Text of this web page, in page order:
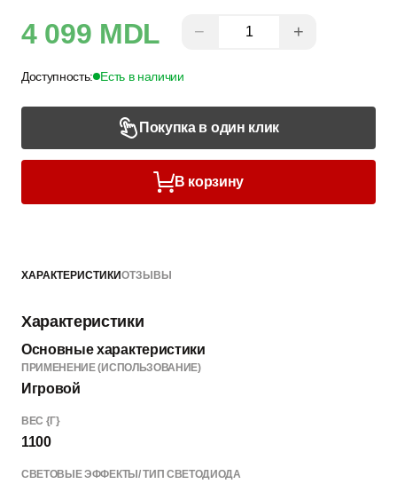
4 099 MDL − +
Доступность: Есть в наличии
Покупка в один клик
В корзину
ХАРАКТЕРИСТИКИОТЗЫВЫ
Характеристики
Основные характеристики
ПРИМЕНЕНИЕ (ИСПОЛЬЗОВАНИЕ)
Игровой
ВЕС {Г}
1100
СВЕТОВЫЕ ЭФФЕКТЫ/ ТИП СВЕТОДИОДА